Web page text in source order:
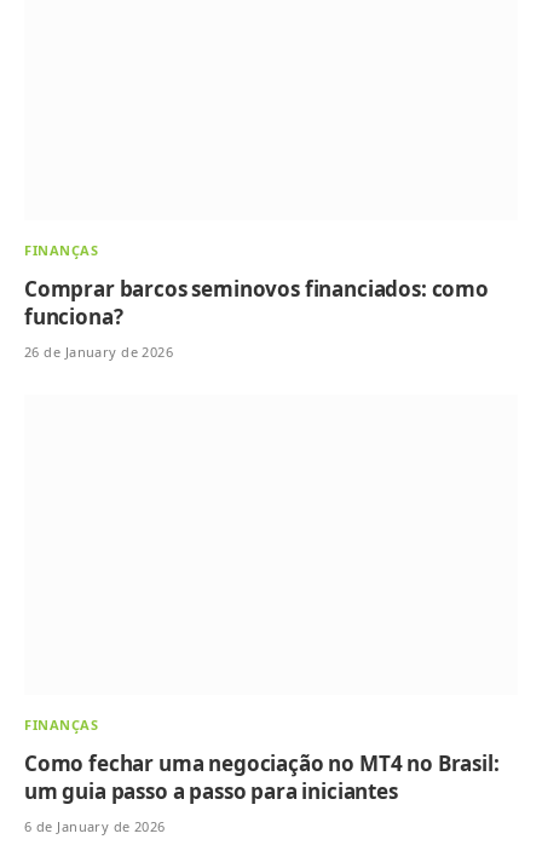
FINANÇAS
Comprar barcos seminovos financiados: como
funciona?
26 de January de 2026
FINANÇAS
Como fechar uma negociação no MT4 no Brasil:
um guia passo a passo para iniciantes
6 de January de 2026